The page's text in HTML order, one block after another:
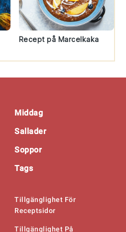
Recept på Marcelkaka
Middag
Sallader
Soppor
Tags
Tillgänglighet För
Receptsidor
Tillgänglighet På